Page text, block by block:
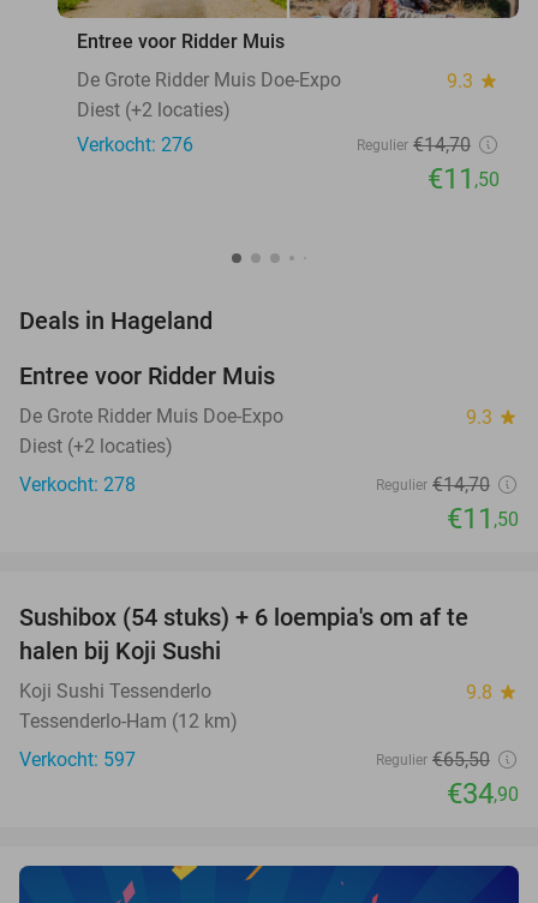
Entree voor Ridder Muis
De Grote Ridder Muis Doe-Expo
9.3 star
Diest (+2 locaties)
Verkocht: 276
Regulier €14,70
€11 ,50
Deals in Hageland
TODAY
Entree voor Ridder Muis
De Grote Ridder Muis Doe-Expo 9.3 star
Diest (+2 locaties)
Verkocht: 278
Regulier €14,70
€11 ,50
47%
Sushibox (54 stuks) + 6 loempia's om af te
halen bij Koji Sushi
Koji Sushi Tessenderlo 9.8 star
Tessenderlo-Ham (12 km)
Verkocht: 597
Regulier €65,50
€34,90